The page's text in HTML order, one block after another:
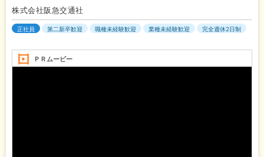
株式会社阪急交通社
正社員 第二新卒歓迎 職種未経験歓迎 業種未経験歓迎 完全週休2日制
ＰＲムービー